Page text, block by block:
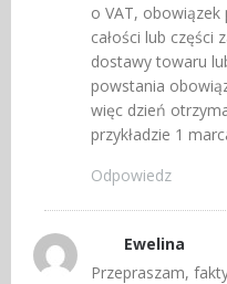
o VAT,
całości lub części
dostawy towaru
powstania
więc dzień
przykładzie 1
Odpowiedz
Ewelina
Przepraszam,